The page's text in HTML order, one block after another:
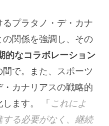
プラタノ・デ・カナ
関係を強調し、その
的なコラボレーション
で。また、スポーツ
カナリアスの戦略的
ます。 「これによ
する必要がなく、継続